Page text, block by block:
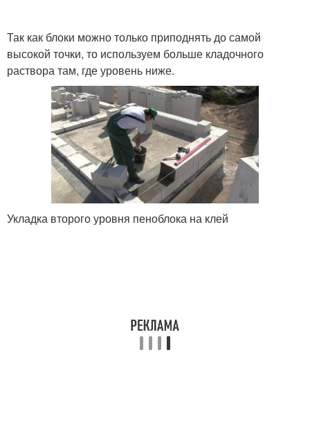
Так как блоки можно только приподнять до самой
высокой точки, то используем больше кладочного
раствора там, где уровень ниже.
Укладка второго уровня пеноблока на клей